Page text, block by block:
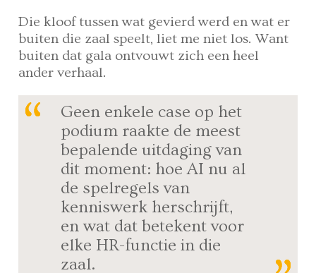
Die kloof tussen wat gevierd werd en wat er
buiten die zaal speelt, liet me niet los. Want
buiten dat gala ontvouwt zich een heel
ander verhaal.
Geen enkele case op het
podium raakte de meest
bepalende uitdaging van
dit moment: hoe AI nu al
de spelregels van
kenniswerk herschrijft,
en wat dat betekent voor
elke HR-functie in die
zaal.